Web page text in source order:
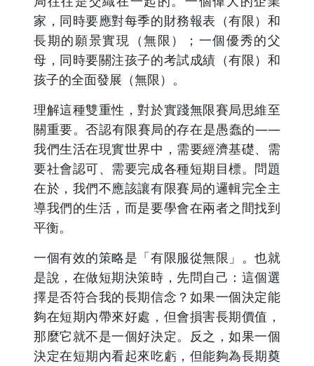
家，同時要應對每季的財務報表（有限）和
長期的願景實現（無限）；一個優秀的父
母，同時要關注孩子的考試成績（有限）和
孩子的全面發展（無限）。
理解這種雙重性，對於實踐無限賽局思維至
關重要。否認有限賽局的存在是愚蠢的——
我們生活在現實世界中，需要經濟基礎、需
要社會認可、需要完成各種短期目標。問題
在於，我們不應該讓有限賽局的邏輯完全主
導我們的生活，而是要學會在兩者之間找到
平衡。
一個有效的策略是「有限服從無限」。也就
是說，在做短期決策時，先問自己：這個選
擇是否符合我的長期信念？如果一個決定能
夠在短期內帶來好處，但會損害長期價值，
那麼它就不是一個好決定。反之，如果一個
決定在短期內看起來吃虧，但能夠為長期奠